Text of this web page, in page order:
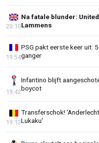
Na fatale blunder:
Lammens
20:10
PSG pakt eerste keer uit:
ganger
19:54
Infantino blijft
boycot
19:42
Transferschok!
Lukaku'
19:13